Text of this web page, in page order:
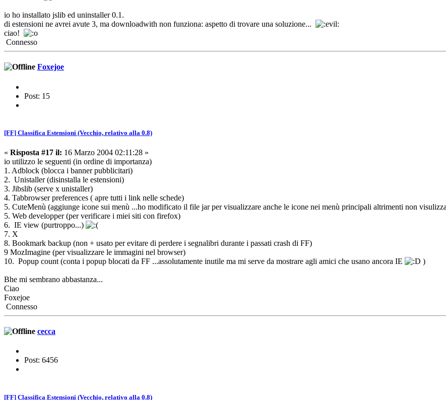
io ho installato jslib ed uninstaller 0.1.
di estensioni ne avrei avute 3, ma downloadwith non funziona: aspetto di trovare una soluzione...
ciao!
Connesso
Foxejoe
Post: 15
[FF] Classifica Estensioni (Vecchio, relativo alla 0.8)
« Risposta #17 il: 16 Marzo 2004 02:11:28 »
io utilizzo le seguenti (in ordine di importanza)
1. Adblock (blocca i banner pubblicitari)
2. Unistaller (disinstalla le estensioni)
3. Jibslib (serve x unistaller)
4. Tabbrowser preferences ( apre tutti i link nelle schede)
5. CuteMenù (aggiunge icone sui menù ...ho modificato il file jar per visualizzare anche le icone nei menù principali altrimenti non
5. Web developper (per verificare i miei siti con firefox)
6. IE view (purtroppo...)
7. X
8. Bookmark backup (non + usato per evitare di perdere i segnalibri durante i passati crash di FF)
9 MozImagine (per visualizzare le immagini nel browser)
10. Popup count (conta i popup blocati da FF ...assolutamente inutile ma mi serve da mostrare agli amici che usano ancora IE
)
Bhe mi sembrano abbastanza...
Ciao
Foxejoe
Connesso
cecca
Post: 6456
[FF] Classifica Estensioni (Vecchio, relativo alla 0.8)